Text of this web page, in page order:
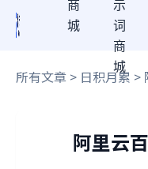
商
城
示
词
商
城
所有文章 > 日积月累 >
阿里云